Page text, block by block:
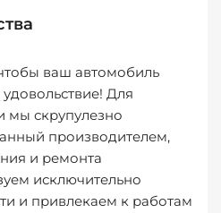
ваш автомобиль
Для
мы скрупулезно
производителем,
и ремонта
исключительно
и привлекаем к работам